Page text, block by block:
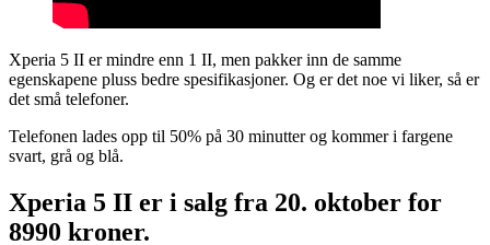
Xperia 5 II er mindre enn 1 II, men pakker inn de samme
egenskapene pluss bedre spesifikasjoner. Og er det noe vi liker, så er
det små telefoner.
Telefonen lades opp til 50% på 30 minutter og kommer i fargene
svart, grå og blå.
Xperia 5 II er i salg fra 20. oktober for
8990 kroner.